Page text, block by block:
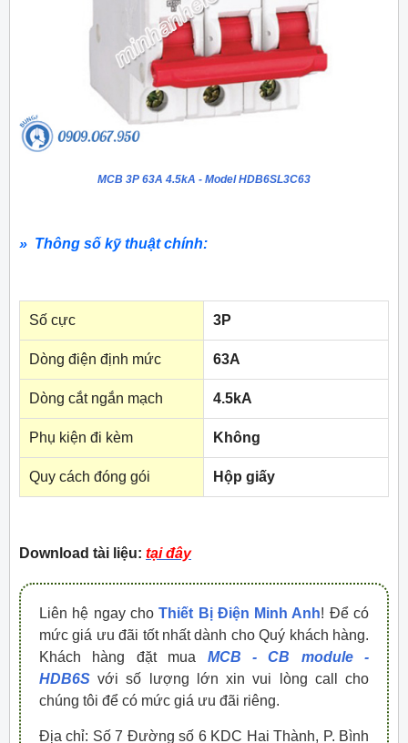
MCB 3P 63A 4.5kA - Model HDB6SL3C63
» Thông số kỹ thuật chính:
Số cực 3P
Dòng điện định mức 63A
Dòng cắt ngắn mạch 4.5kA
Phụ kiện đi kèm Không
Quy cách đóng gói Hộp giấy
Download tài liệu: tại đây
Liên hệ ngay choThiết Bị Điện Minh Anh! Để có
mức giá ưu đãi tốt nhất dành cho Quý khách hàng.
Khách hàng đặt mua MCB - CB module -
HDB6S với số lượng lớn xin vui lòng call cho
chúng tôi để có mức giá ưu đãi riêng.
Địa chỉ: Số 7 Đường số 6 KDC Hai Thành, P. Bình